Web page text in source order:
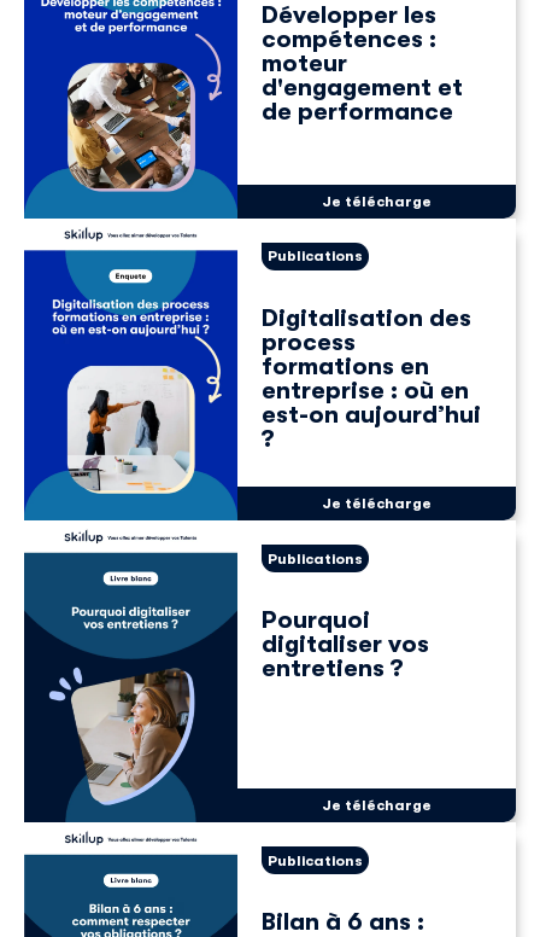
Développer les
compétences :
moteur
d'engagement et
de performance
Je télécharge
Publications
Digitalisation des
process
formations en
entreprise : où en
est-on aujourd’hui
?
Je télécharge
Publications
Pourquoi
digitaliser vos
entretiens ?
Je télécharge
Publications
Bilan à 6 ans :